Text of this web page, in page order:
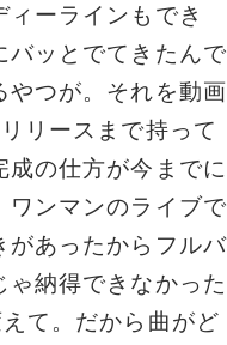
ーラインもでき
バッとでてきたんで
やつが。それを動画
リースまで持って
の仕方が今までに
ワンマンのライブで
があったからフルバ
納得できなかった
て。だから曲がど